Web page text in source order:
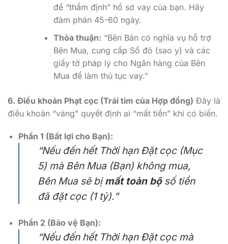
để “thẩm định” hồ sơ vay của bạn. Hãy
đàm phán 45-60 ngày.
Thỏa thuận: “Bên Bán có nghĩa vụ hỗ trợ
Bên Mua, cung cấp Sổ đỏ (sao y) và các
giấy tờ pháp lý cho Ngân hàng của Bên
Mua để làm thủ tục vay.”
6. Điều khoản Phạt cọc (Trái tim của Hợp đồng) Đây là
điều khoản “vàng” quyết định ai “mất tiền” khi có biến.
Phần 1 (Bất lợi cho Bạn):
“Nếu đến hết Thời hạn Đặt cọc (Mục
5) mà Bên Mua (Bạn) không mua,
Bên Mua sẽ bịmất toàn bộsố tiền
đã đặt cọc (1 tỷ).”
Phần 2 (Bảo vệ Bạn):
“Nếu đến hết Thời hạn Đặt cọc mà